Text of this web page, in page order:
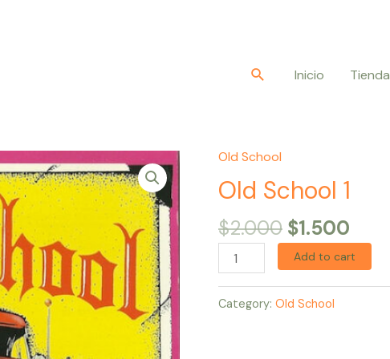
BuscarInicio Tienda
Old School
Old School 1
$2.000
price
was:
$2.000.
$1.500
Old
School
quantity
Add to cart
Category: Old School